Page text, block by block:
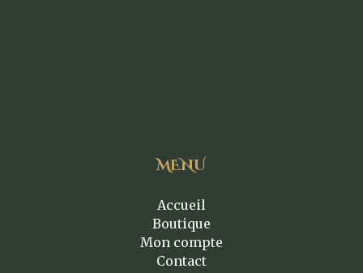
MENU
Accueil
Boutique
Mon compte
Contact